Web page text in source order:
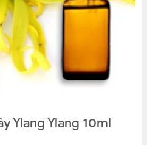
Ylang Ylang 10ml